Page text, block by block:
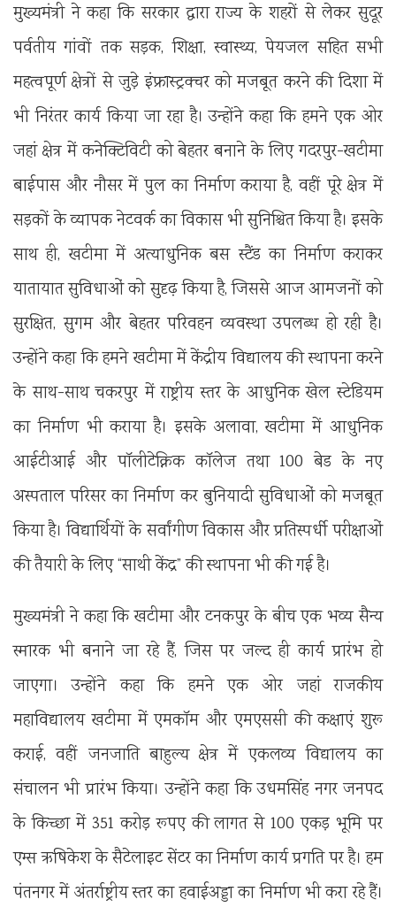
मुख्यमंत्री ने कहा कि सरकार द्वारा राज्य के शहरों से लेकर सुदूर
पर्वतीय गांवों तक सड़क, शिक्षा, स्वास्थ्य, पेयजल सहित सभी
महत्वपूर्ण क्षेत्रों से जुड़े इंफ्रास्ट्रक्चर को मजबूत करने की दिशा में
भी निरंतर कार्य किया जा रहा है। उन्होंने कहा कि हमने एक ओर
जहां क्षेत्र में कनेक्टिविटी को बेहतर बनाने के लिए गदरपुर-खटीमा
बाईपास और नौसर में पुल का निर्माण कराया है, वहीं पूरे क्षेत्र में
सड़कों के व्यापक नेटवर्क का विकास भी सुनिश्चित किया है। इसके
साथ ही, खटीमा में अत्याधुनिक बस स्टैंड का निर्माण कराकर
यातायात सुविधाओं को सुदृढ़ किया है, जिससे आज आमजनों को
सुरक्षित, सुगम और बेहतर परिवहन व्यवस्था उपलब्ध हो रही है।
उन्होंने कहा कि हमने खटीमा में केंद्रीय विद्यालय की स्थापना करने
के साथ-साथ चकरपुर में राष्ट्रीय स्तर के आधुनिक खेल स्टेडियम
का निर्माण भी कराया है। इसके अलावा, खटीमा में आधुनिक
आईटीआई और पॉलीटेक्निक कॉलेज तथा 100 बेड के नए
अस्पताल परिसर का निर्माण कर बुनियादी सुविधाओं को मजबूत
किया है। विद्यार्थियों के सर्वांगीण विकास और प्रतिस्पर्धी परीक्षाओं
की तैयारी के लिए “साथी केंद्र” की स्थापना भी की गई है।
मुख्यमंत्री ने कहा कि खटीमा और टनकपुर के बीच एक भव्य सैन्य
स्मारक भी बनाने जा रहे हैं, जिस पर जल्द ही कार्य प्रारंभ हो
जाएगा। उन्होंने कहा कि हमने एक ओर जहां राजकीय
महाविद्यालय खटीमा में एमकॉम और एमएससी की कक्षाएं शुरू
कराई, वहीं जनजाति बाहुल्य क्षेत्र में एकलव्य विद्यालय का
संचालन भी प्रारंभ किया। उन्होंने कहा कि उधमसिंह नगर जनपद
के किच्छा में 351 करोड़ रूपए की लागत से 100 एकड़ भूमि पर
एम्स ऋषिकेश के सैटेलाइट सेंटर का निर्माण कार्य प्रगति पर है। हम
पंतनगर में अंतर्राष्ट्रीय स्तर का हवाईअड्डा का निर्माण भी करा रहे हैं।